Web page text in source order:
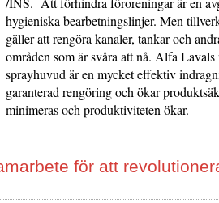
hygieniska bearbetningslinjer. Men
gäller att rengöra kanaler, tankar och
områden som är svåra att nå. Alfa
sprayhuvud är en mycket effektiv
garanterad rengöring och ökar
minimeras och produktiviteten ökar.
för att